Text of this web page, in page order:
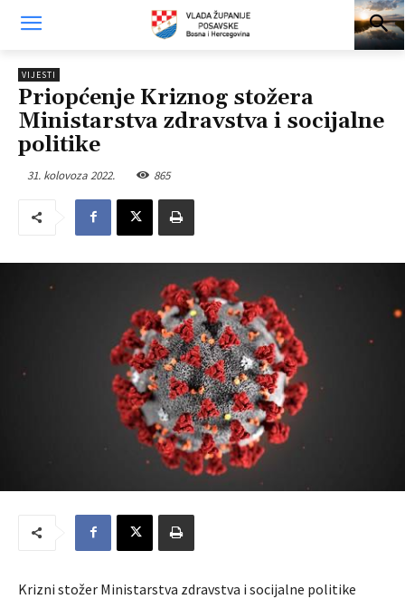
VIJESTI
Priopćenje Kriznog stožera
Ministarstva zdravstva i socijalne
politike
31. kolovoza 2022. 865
Krizni stožer Ministarstva zdravstva i socijalne politike